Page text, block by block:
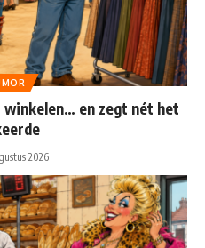
en zegt nét het
2026